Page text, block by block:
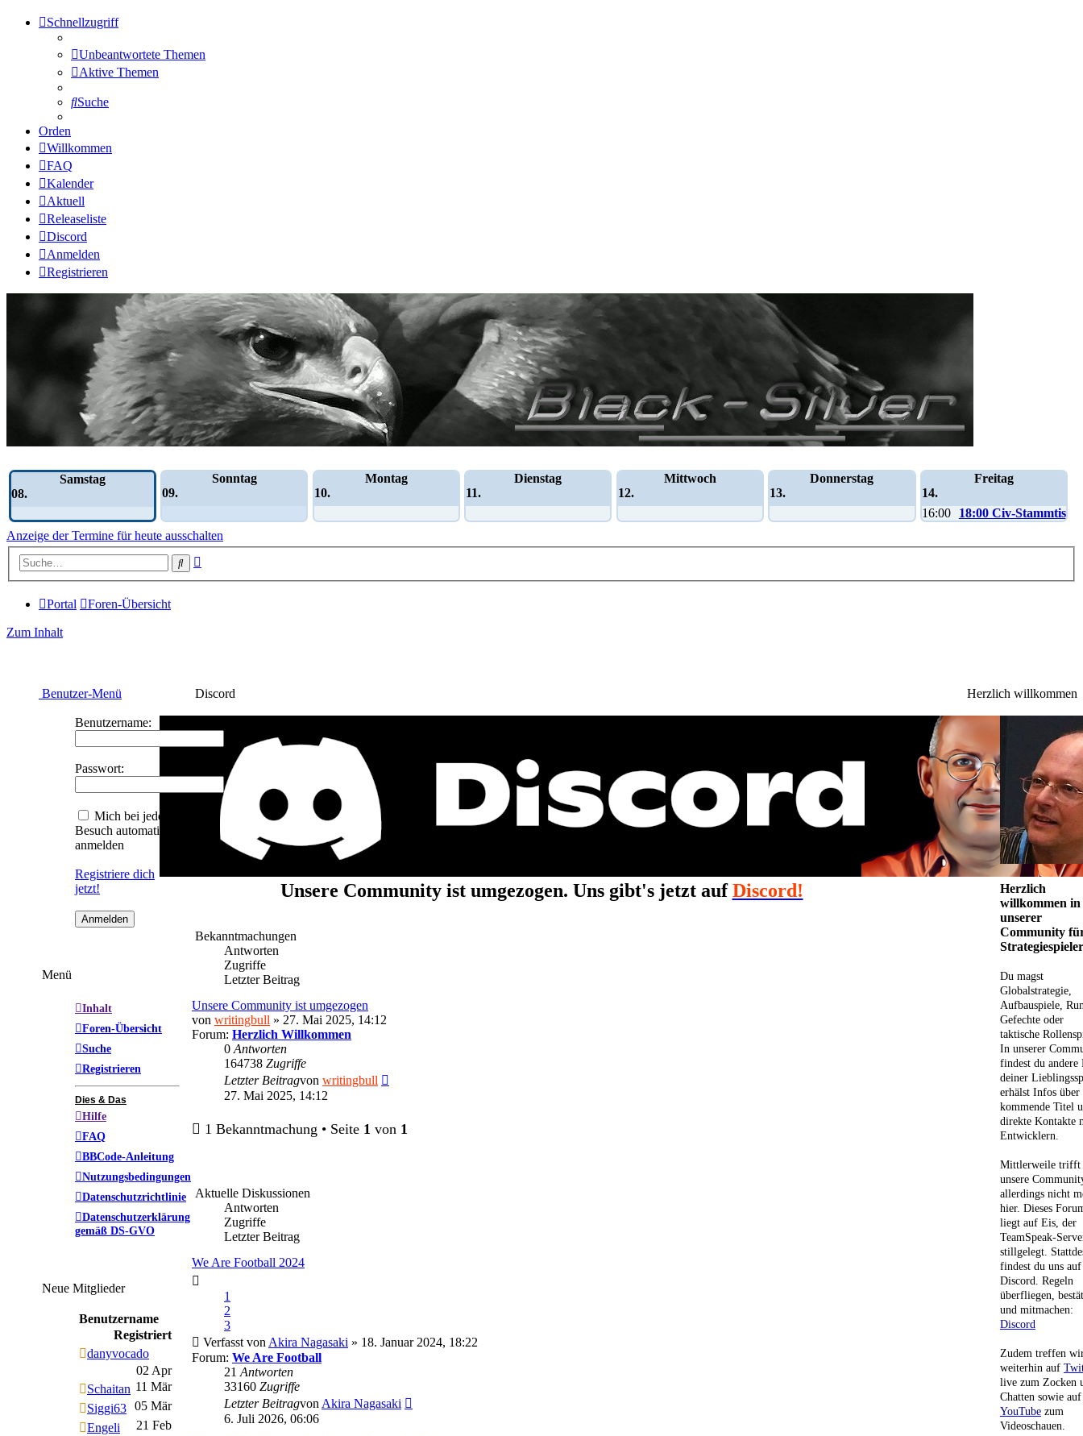
Schnellzugriff
Unbeantwortete Themen
Aktive Themen
Suche
Orden
Willkommen
FAQ
Kalender
Aktuell
Releaseliste
Discord
Anmelden
Registrieren
Samstag
08.
Sonntag
09.
Montag
10.
Dienstag
11.
Mittwoch
12.
Donnerstag
13.
Freitag
14.
16:00
18:00 Civ-Stammtisch
Anzeige der Termine für heute ausschalten
Suche
Portal Foren-Übersicht
Zum Inhalt
Discord
Unsere Community ist umgezogen. Uns gibt's jetzt aufDiscord!
Bekanntmachungen
Antworten
Zugriffe
Letzter Beitrag
Unsere Community ist umgezogen
von writingbull » 27. Mai 2025, 14:12
Forum: Herzlich Willkommen
0 Antworten
164738 Zugriffe
Letzter Beitragvon writingbull
27. Mai 2025, 14:12
1 Bekanntmachung • Seite 1 von 1
Aktuelle Diskussionen
Antworten
Zugriffe
Letzter Beitrag
We Are Football 2024
1
2
3
Verfasst von Akira Nagasaki » 18. Januar 2024, 18:22
Forum: We Are Football
21 Antworten
33160 Zugriffe
Letzter Beitragvon Akira Nagasaki
6. Juli 2026, 06:06
Benutzer-Menü
Benutzername:
Passwort:
Mich bei jedem
Besuch automatisch
anmelden
Registriere dich
jetzt!
Menü
Inhalt
Foren-Übersicht
Suche
Registrieren
Dies & Das
Hilfe
FAQ
BBCode-Anleitung
Nutzungsbedingungen
Datenschutzrichtlinie
Datenschutzerklärung
gemäß DS-GVO
Neue Mitglieder
Benutzername
Registriert
danyvocado
02 Apr
Schaitan 11 Mär
Siggi63 05 Mär
Engeli
21 Feb
Herzlich willkommen
Herzlich
willkommen in
unserer
Community
Du magst
Globalstrategie,
Aufbauspiele,
Gefechte oder
taktische
In unserer
findest du andere
deiner
erhälst Infos über
kommende Titel
direkte Kontakte
Entwicklern.
Mittlerweile trifft
unsere
allerdings nicht
hier. Dieses
liegt auf Eis, der
TeamSpeak-
stillgelegt.
findest du uns auf
Discord. Regeln
überfliegen,
und mitmachen:
Discord
Zudem treffen
weiterhin auf
live zum Zocken
Chatten sowie auf
YouTube zum
Videoschauen.